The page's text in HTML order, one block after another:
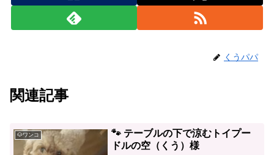
くうパパ
関連記事
🐶ワンコ
🐾 テーブルの下で涼むトイプー
ドルの空（くう）様